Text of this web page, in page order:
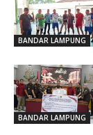
BANDAR LAMPUNG
BANDAR LAMPUNG